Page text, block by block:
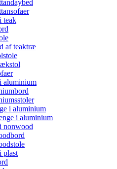
teak
af teaktræ
aluminium
i aluminium
i aluminium
nonwood
plast